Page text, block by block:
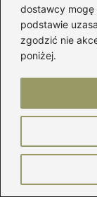
dostawcy mogę
podstawie
zgodzić nie
poniżej.
2026-08-03